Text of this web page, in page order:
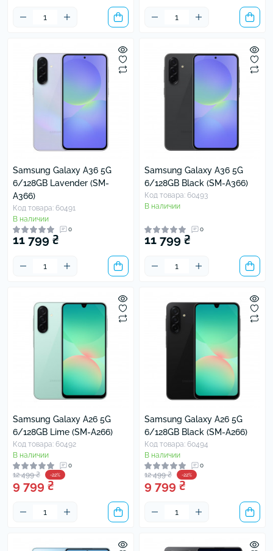
Samsung Galaxy A36 5G
6/128GB Lavender (SM-
A366)
Код товара: 60491
В наличии
0
11 799 ₴
Samsung Galaxy A36 5G
6/128GB Black (SM-A366)
Код товара: 60493
В наличии
0
11 799 ₴
Samsung Galaxy A26 5G
6/128GB Lime (SM-A266)
Код товара: 60492
В наличии
0
12 499 ₴ -22%
9 799 ₴
Samsung Galaxy A26 5G
6/128GB Black (SM-A266)
Код товара: 60494
В наличии
0
12 499 ₴ -22%
9 799 ₴